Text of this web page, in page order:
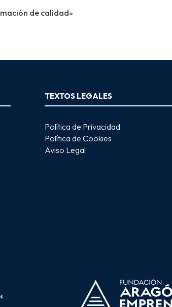
de calidad»
TEXTOS LEGALES
Política de Privacidad
Política de Cookies
Aviso Legal